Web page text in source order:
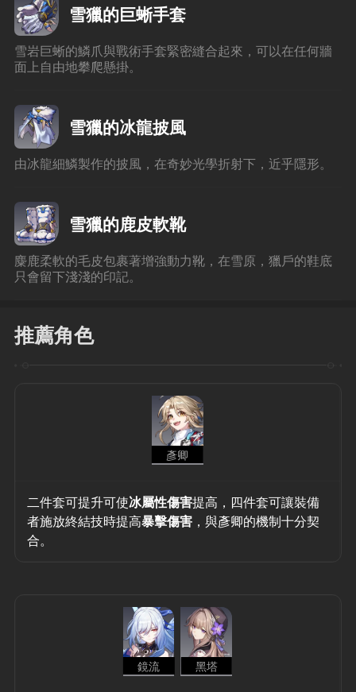
雪獵的巨蜥手套
雪岩巨蜥的鱗爪與戰術手套緊密縫合起來，可以在任何牆
面上自由地攀爬懸掛。
雪獵的冰龍披風
由冰龍細鱗製作的披風，在奇妙光學折射下，近乎隱形。
雪獵的鹿皮軟靴
麋鹿柔軟的毛皮包裹著增強動力靴，在雪原，獵戶的鞋底
只會留下淺淺的印記。
推薦角色
彥卿
二件套可提升可使冰屬性傷害提高，四件套可讓裝備
者施放終結技時提高暴擊傷害 ，與彥卿的機制十分契
合。
鏡流 黑塔